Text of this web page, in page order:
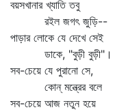
বয়সখানার খ্যাতি তবু
রইল জগৎ জুড়ি--
পাড়ার লোকে যে দেখে সেই
ডাকে, "বুড়ী বুড়ী"।
সব-চেয়ে যে পুরানো সে,
কোন্‌ মন্ত্রের বলে
সব-চেয়ে আজ নতুন হয়ে